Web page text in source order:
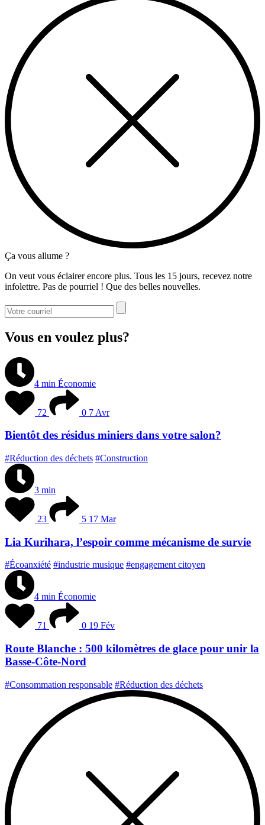
Ça vous allume ?
On veut vous éclairer encore plus. Tous les 15 jours, recevez notre
infolettre. Pas de pourriel ! Que des belles nouvelles.
Vous en voulez plus?
4 min Économie
72 0 7 Avr
Bientôt des résidus miniers dans votre salon?
#Réduction des déchets #Construction
3 min
23 5 17 Mar
Lia Kurihara, l’espoir comme mécanisme de survie
#Écoanxiété #industrie musique #engagement citoyen
4 min Économie
71 0 19 Fév
Route Blanche : 500 kilomètres de glace pour unir la
Basse-Côte-Nord
#Consommation responsable #Réduction des déchets